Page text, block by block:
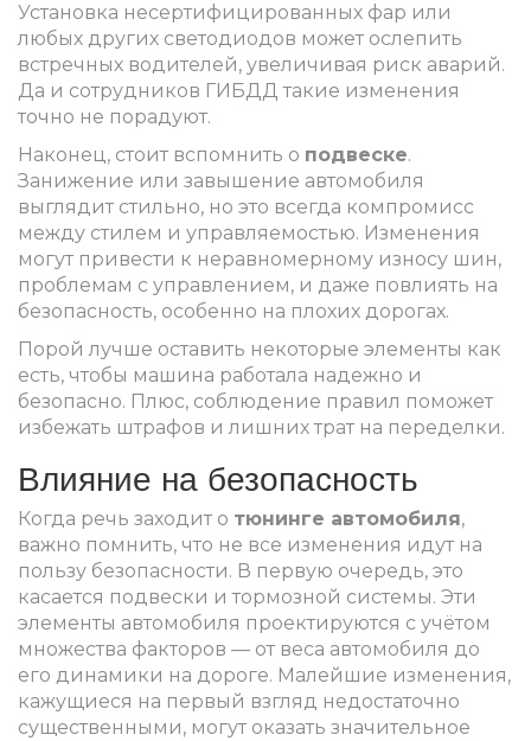
Установка несертифицированных фар или
любых других светодиодов может ослепить
встречных водителей, увеличивая риск аварий.
Да и сотрудников ГИБДД такие изменения
точно не порадуют.
Наконец, стоит вспомнить о подвеске.
Занижение или завышение автомобиля
выглядит стильно, но это всегда компромисс
между стилем и управляемостью. Изменения
могут привести к неравномерному износу шин,
проблемам с управлением, и даже повлиять на
безопасность, особенно на плохих дорогах.
Порой лучше оставить некоторые элементы как
есть, чтобы машина работала надежно и
безопасно. Плюс, соблюдение правил поможет
избежать штрафов и лишних трат на переделки.
Влияние на безопасность
Когда речь заходит о тюнинге автомобиля,
важно помнить, что не все изменения идут на
пользу безопасности. В первую очередь, это
касается подвески и тормозной системы. Эти
элементы автомобиля проектируются с учётом
множества факторов — от веса автомобиля до
его динамики на дороге. Малейшие изменения,
кажущиеся на первый взгляд недостаточно
существенными, могут оказать значительное